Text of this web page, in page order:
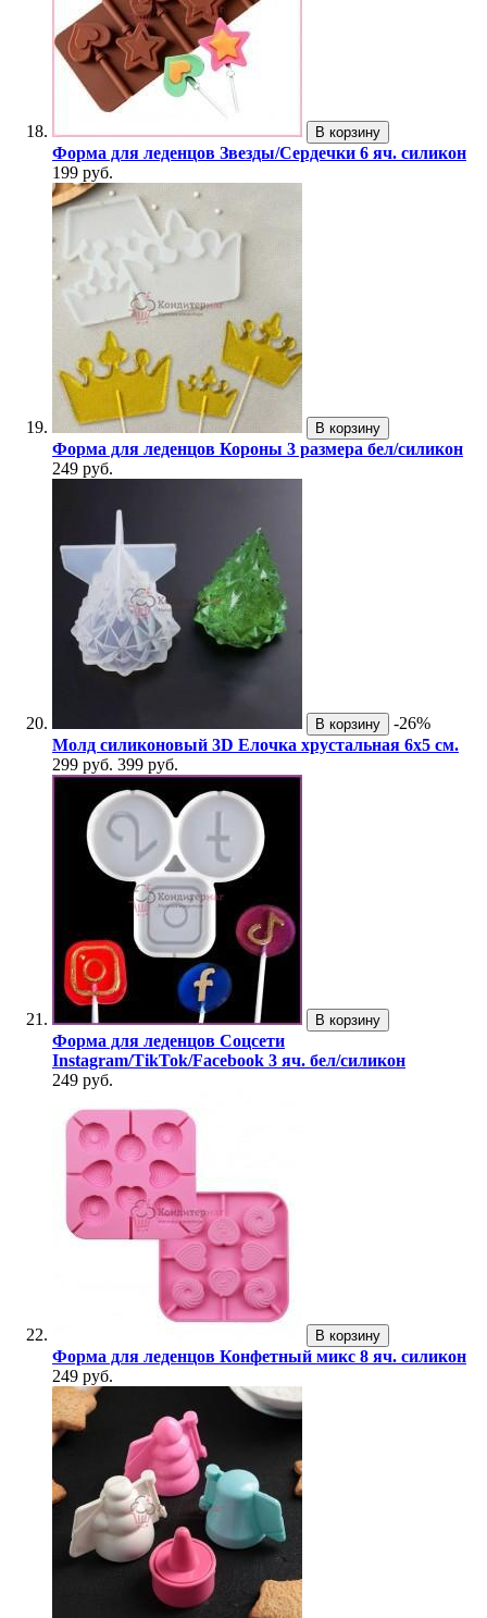
В корзину
Форма для леденцов Звезды/Сердечки 6 яч. силикон
199 руб.
В корзину
Форма для леденцов Короны 3 размера бел/силикон
249 руб.
В корзину
-26%
Молд силиконовый 3D Елочка хрустальная 6х5 см.
299 руб. 399 руб.
В корзину
Форма для леденцов Соцсети
Instagram/TikTok/Facebook 3 яч. бел/силикон
249 руб.
В корзину
Форма для леденцов Конфетный микс 8 яч. силикон
249 руб.